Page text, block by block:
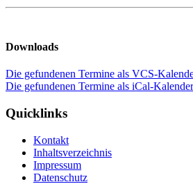
Downloads
Die gefundenen Termine als VCS-
Die gefundenen Termine als iCal-
Quicklinks
Kontakt
Inhaltsverzeichnis
Impressum
Datenschutz